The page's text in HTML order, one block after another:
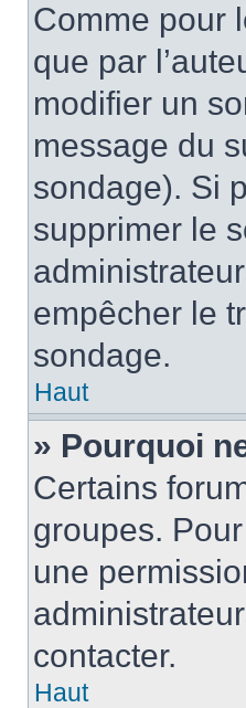
Comme pour
que par
modifier un
message du
sondage). Si
supprimer le
empêcher le
sondage.
Haut
» Pourquoi
Certains
groupes.
une
contacter.
Haut